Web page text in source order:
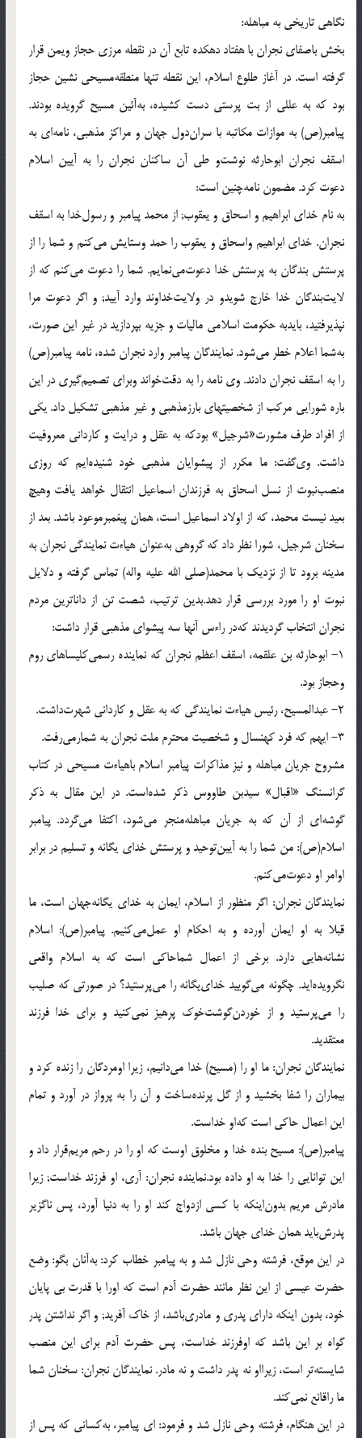
نگاهى تاريخى به مباهله:
بخش باصفاى نجران با هفتاد دهكده تابع آن در نقطه مرزى حجاز ويمن قرار
گرفته است. در آغاز طلوع اسلام، اين نقطه تنها منطقه‌مسيحى نشين حجاز
بود كه به عللى از بت پرستى دست كشيده، به‌آئين مسيح گرويده بودند.
پيامبر(ص) به موازات مكاتبه با سران‌دول جهان و مراكز مذهبى، نامه‌اى به
اسقف نجران ابوحارثه نوشت‌و طى آن ساكنان نجران را به آيين اسلام
دعوت كرد. مضمون نامه‌چنين است:
به نام خداى ابراهيم و اسحاق و يعقوب; از محمد پيامبر و رسول‌خدا به اسقف
نجران. خداى ابراهيم واسحاق و يعقوب را حمد وستايش مى‌كنم و شما را از
پرستش بندگان به پرستش خدا دعوت‌مى‌نمايم. شما را دعوت مى‌كنم كه از
لايت‌بندگان خدا خارج شويدو در ولايت‌خداوند وارد آييد; و اگر دعوت مرا
نپذيرفتيد، بايدبه حكومت اسلامى ماليات و جزيه بپردازيد در غير اين صورت،
به‌شما اعلام خطر مى‌شود. نمايندگان پيامبر وارد نجران شده، نامه‌ پيامبر(ص)
را به اسقف نجران دادند. وى نامه را به دقت‌خواند وبراى تصميم‌گيرى در اين
باره شورايى مركب از شخصيتهاى بارزمذهبى و غير مذهبى تشكيل داد. يكى
از افراد طرف مشورت‌«شرجيل‌» بودكه به عقل و درايت و كاردانى معروفيت
داشت. وى‌گفت: ما مكرر از پيشوايان مذهبى خود شنيده‌ايم كه روزى
منصب‌نبوت از نسل اسحاق به فرزندان اسماعيل انتقال خواهد يافت وهيچ
بعيد نيست محمد، كه از اولاد اسماعيل است، همان پيغمبرموعود باشد. بعد از
سخنان شرجيل، شورا نظر داد كه گروهى به‌عنوان هياءت نمايندگى نجران به
مدينه برود تا از نزديك با محمد(صلی الله علیه واله) تماس گرفته و دلايل
نبوت او را مورد بررسى قرار دهد.بدين ترتيب، شصت تن از داناترين مردم
نجران انتخاب گرديدند كه‌در راءس آنها سه پيشواى مذهبى قرار داشت:
1- ابوحارثه بن علقمه، اسقف اعظم نجران كه نماينده رسمى‌كليساهاى روم
وحجاز بود.
2- عبدالمسيح، رئيس هياءت نمايندگى كه به عقل و كاردانى شهرت‌داشت.
3- ايهم كه فرد كهنسال و شخصيت محترم ملت نجران به شمارمى‌رفت.
مشروح جريان مباهله و نيز مذاكرات پيامبر اسلام باهياءت مسيحى در كتاب
گرانسنگ «اقبال‌» سيدبن طاووس ذكر شده‌است. در اين مقال به ذكر
گوشه‌اى از آن كه به جريان مباهله‌منجر مى‌شود، اكتفا مى‌گردد. پيامبر
اسلام(ص): من شما را به آيين‌توحيد و پرستش خداى يگانه و تسليم در برابر
اوامر او دعوت‌مى‌كنم.
نمايندگان نجران: اگر منظور از اسلام، ايمان به خداى يگانه‌جهان است، ما
قبلا به او ايمان آورده و به احكام او عمل‌مى‌كنيم. پيامبر(ص): اسلام
نشانه‌هايى دارد. برخى از اعمال شماحاكى است كه به اسلام واقعى
نگرويده‌ايد. چگونه مى‌گوييد خداى‌يگانه را مى‌پرستيد؟ در صورتى كه صليب
را مى‌پرستيد و از خوردن‌گوشت‌خوك پرهيز نمى‌كنيد و براى خدا فرزند
معتقديد.
نمايندگان نجران: ما او را (مسيح) خدا مى‌دانيم، زيرا اومردگان را زنده كرد و
بيماران را شفا بخشيد و از گل پرنده‌ساخت و آن را به پرواز در آورد و تمام
اين اعمال حاكى است كه‌او خداست.
پيامبر(ص): مسيح بنده خدا و مخلوق اوست كه او را در رحم مريم‌قرار داد و
اين توانايى را خدا به او داده بود.نماينده نجران: آرى، او فرزند خداست; زيرا
مادرش مريم بدون‌اينكه با كسى ازدواج كند او را به دنيا آورد، پس ناگزير
پدرش‌بايد همان خداى جهان باشد.
در اين موقع، فرشته وحى نازل شد و به پيامبر خطاب كرد: به‌آنان بگو: وضع
حضرت عيسى از اين نظر مانند حضرت آدم است كه اورا با قدرت بى پايان
خود، بدون اينكه داراى پدرى و مادرى‌باشد، از خاك آفريد; و اگر نداشتن پدر
گواه بر اين باشد كه اوفرزند خداست، پس حضرت آدم براى اين منصب
شايسته‌تر است، زيرااو نه پدر داشت و نه مادر. نمايندگان نجران: سخنان شما
ما راقانع نمى‌كند.
در اين هنگام، فرشته وحى نازل شد و فرمود: اى پيامبر، به‌كسانى كه پس از